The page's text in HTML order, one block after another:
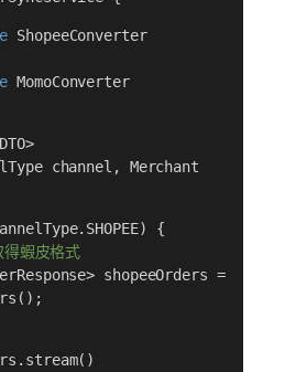
ShopeeConverter
MomoConverter
channel, Merchant
{
蝦皮格式
shopeeOrders =